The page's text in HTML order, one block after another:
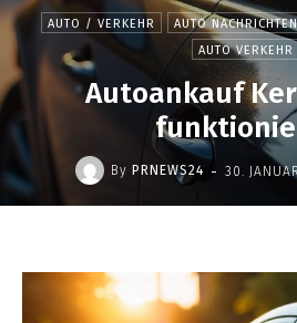
AUTO / VERKEHR AUTO NACHRICHTEN
AUTO VERKEHR
Autoankauf
By PRNEWS24 - 30.